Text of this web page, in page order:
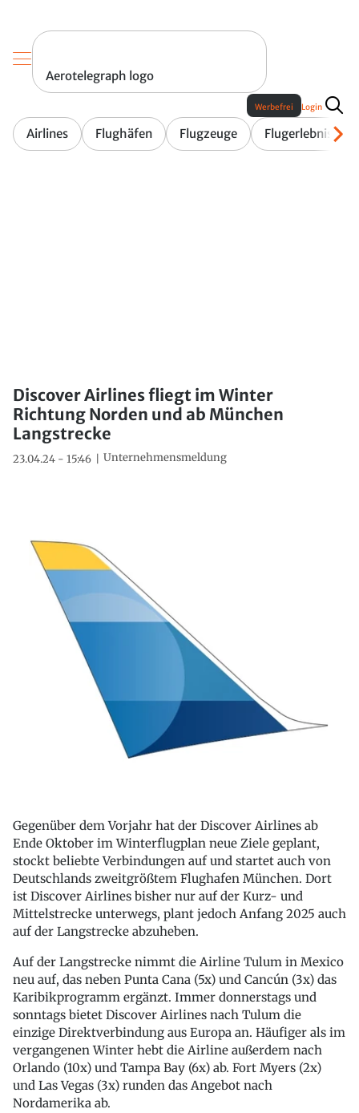
Aerotelegraph logo
Airlines Flughäfen Flugzeuge Flugerlebnis
Werbefrei Login
Discover Airlines fliegt im Winter
Richtung Norden und ab München
Langstrecke
23.04.24 - 15:46 Unternehmensmeldung
Gegenüber dem Vorjahr hat der Discover Airlines ab
Ende Oktober im Winterflugplan neue Ziele geplant,
stockt beliebte Verbindungen auf und startet auch von
Deutschlands zweitgrößtem Flughafen München. Dort
ist Discover Airlines bisher nur auf der Kurz- und
Mittelstrecke unterwegs, plant jedoch Anfang 2025 auch
auf der Langstrecke abzuheben.
Auf der Langstrecke nimmt die Airline Tulum in Mexico
neu auf, das neben Punta Cana (5x) und Cancún (3x) das
Karibikprogramm ergänzt. Immer donnerstags und
sonntags bietet Discover Airlines nach Tulum die
einzige Direktverbindung aus Europa an. Häufiger als im
vergangenen Winter hebt die Airline außerdem nach
Orlando (10x) und Tampa Bay (6x) ab. Fort Myers (2x)
und Las Vegas (3x) runden das Angebot nach
Nordamerika ab.